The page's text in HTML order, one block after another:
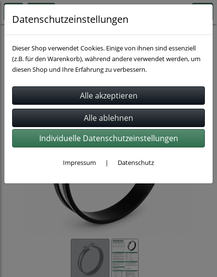
Rohrverbindung Spannringsysteme
Datenschutzeinstellungen
Dieser Shop verwendet Cookies. Einige von ihnen sind essenziell
(z.B. für den Warenkorb), während andere verwendet werden, um
diesen Shop und Ihre Erfahrung zu verbessern.
Individuelle Datenschutzeinstellungen
Impressum | Datenschutz